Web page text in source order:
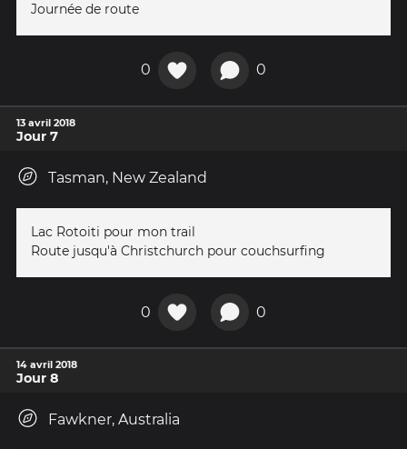
Journée de route
0 0
13 avril 2018
Jour 7
Tasman, New Zealand
Lac Rotoiti pour mon trail
Route jusqu'à Christchurch pour couchsurfing
0 0
14 avril 2018
Jour 8
Fawkner, Australia